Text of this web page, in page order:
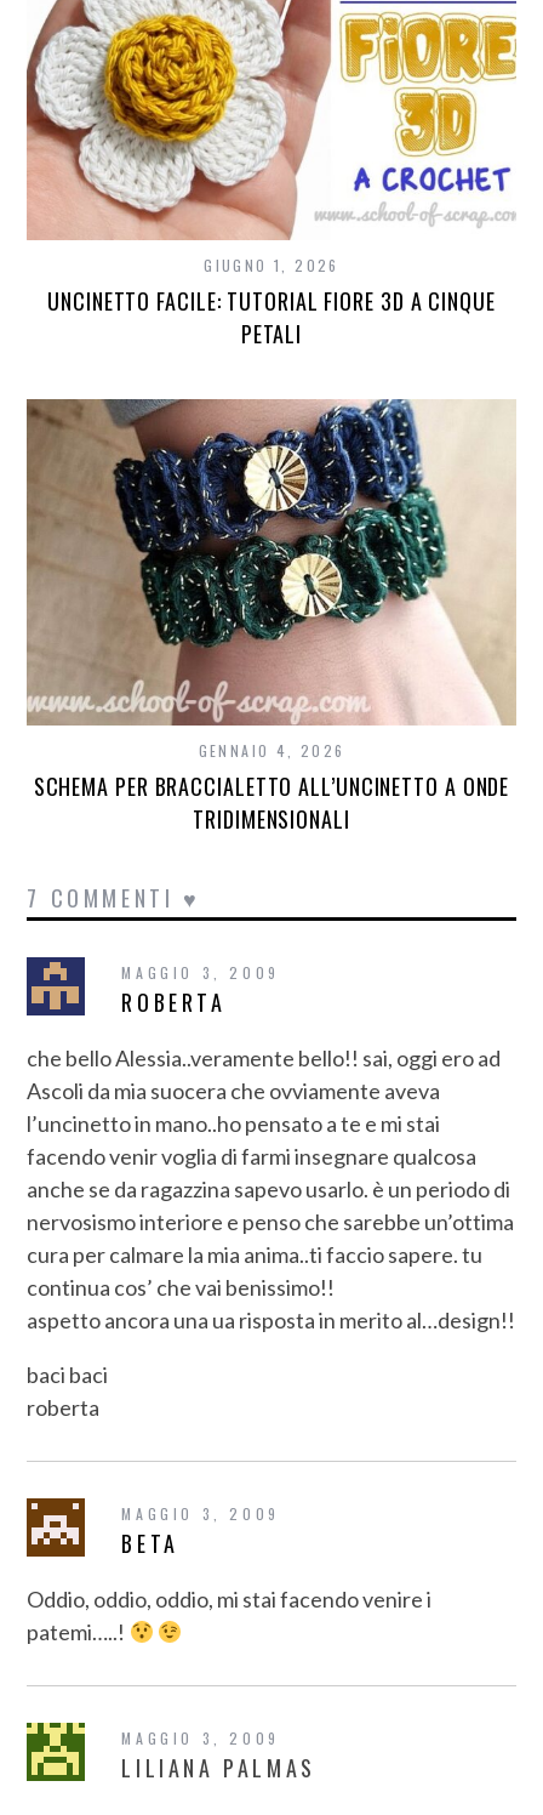
GIUGNO 1, 2026
UNCINETTO FACILE: TUTORIAL FIORE 3D A CINQUE
PETALI
GENNAIO 4, 2026
SCHEMA PER BRACCIALETTO ALL’UNCINETTO A ONDE
TRIDIMENSIONALI
7 COMMENTI ♥
MAGGIO 3, 2009
ROBERTA
che bello Alessia..veramente bello!! sai, oggi ero ad
Ascoli da mia suocera che ovviamente aveva
l’uncinetto in mano..ho pensato a te e mi stai
facendo venir voglia di farmi insegnare qualcosa
anche se da ragazzina sapevo usarlo. è un periodo di
nervosismo interiore e penso che sarebbe un’ottima
cura per calmare la mia anima..ti faccio sapere. tu
continua cos’ che vai benissimo!!
aspetto ancora una ua risposta in merito al…design!!
baci baci
roberta
MAGGIO 3, 2009
BETA
Oddio, oddio, oddio, mi stai facendo venire i
patemi…..!
MAGGIO 3, 2009
LILIANA PALMAS